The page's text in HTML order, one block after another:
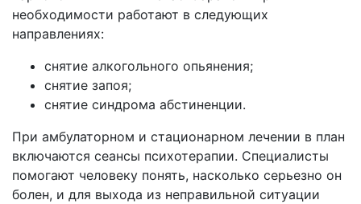
необходимости работают в следующих
направлениях:
снятие алкогольного опьянения;
снятие запоя;
снятие синдрома абстиненции.
При амбулаторном и стационарном лечении в план
включаются сеансы психотерапии. Специалисты
помогают человеку понять, насколько серьезно он
болен, и для выхода из неправильной ситуации